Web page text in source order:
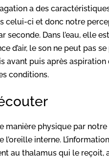
a des
celui-ci et donc notre
seconde. Dans l’eau, elle
d’air, le son ne peut pas
avant puis après
conditions.
manière physique par
l’oreille interne.
au thalamus qui le reçoit,